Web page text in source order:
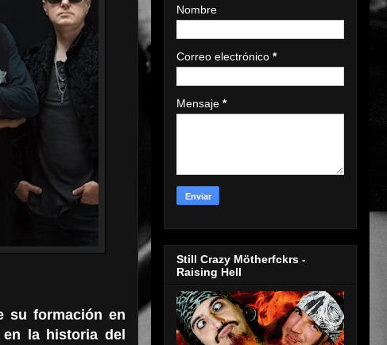
su formación en
en la historia del
Nombre
Correo electrónico *
Mensaje *
Still Crazy Mötherfckrs -
Raising Hell